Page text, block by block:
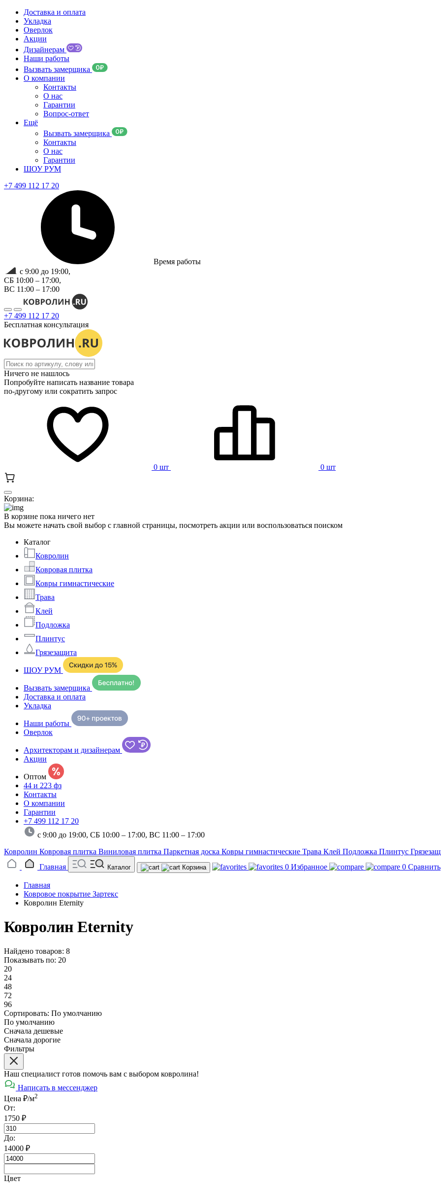
Доставка и оплата
Укладка
Оверлок
Акции
Дизайнерам
Наши работы
Вызвать замерщика
О компании
Контакты
О нас
Гарантии
Вопрос-ответ
Ещё
Вызвать замерщика
Контакты
О нас
Гарантии
ШОУ РУМ
+7 499 112 17 20
Время работы
с 9:00 до 19:00,
СБ 10:00 – 17:00,
ВС 11:00 – 17:00
+7 499 112 17 20
Бесплатная консультация
Ничего не нашлось
Попробуйте написать название товара
по-другому или сократить запрос
0 шт 0 шт
Корзина:
В корзине пока ничего нет
Вы можете начать свой выбор с главной страницы, посмотреть акции или воспользоваться поиском
Каталог
Ковролин
Ковровая плитка
Ковры гимнастические
Трава
Клей
Подложка
Плинтус
Грязезащита
ШОУ РУМ
Вызвать замерщика
Доставка и оплата
Укладка
Наши работы
Оверлок
Архитекторам и дизайнерам
Акции
Оптом
44 и 223 фз
Контакты
О компании
Гарантии
+7 499 112 17 20
с 9:00 до 19:00, СБ 10:00 – 17:00, ВС 11:00 – 17:00
Ковролин Ковровая плитка Виниловая плитка Паркетная доска Ковры гимнастические Трава Клей Подложка Плинтус
Главная
Каталог Корзина 0 Избранное 0 Сравнить
Главная
Ковровое покрытие Зартекс
Ковролин Eternity
Ковролин Eternity
Найдено товаров: 8
Показывать по: 20
20
24
48
72
96
Сортировать: По умолчанию
По умолчанию
Сначала дешевые
Сначала дорогие
Фильтры
Наш специалист готов помочь вам с выбором ковролина!
Написать в мессенджер
Цена ₽/м2
От:
1750 ₽
До:
14000 ₽
Цвет